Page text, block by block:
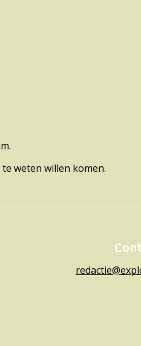
weten willen komen.